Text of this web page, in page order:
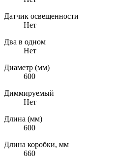
Датчик освещенности
Нет
Два в одном
Нет
Диаметр (мм)
600
Диммируемый
Нет
Длина (мм)
600
Длина коробки, мм
660